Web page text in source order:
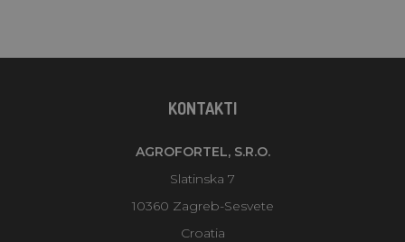
KONTAKTI
AGROFORTEL, S.R.O.
Slatinska 7
10360 Zagreb-Sesvete
Croatia